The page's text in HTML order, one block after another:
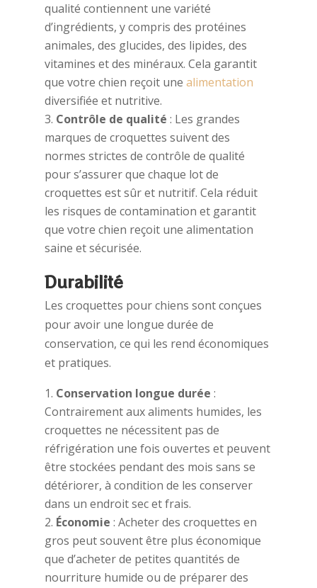
qualité contiennent une variété
d’ingrédients, y compris des protéines
animales, des glucides, des lipides, des
vitamines et des minéraux. Cela garantit
que votre chien reçoit une alimentation
diversifiée et nutritive.
Contrôle de qualité : Les grandes
marques de croquettes suivent des
normes strictes de contrôle de qualité
pour s’assurer que chaque lot de
croquettes est sûr et nutritif. Cela réduit
les risques de contamination et garantit
que votre chien reçoit une alimentation
saine et sécurisée.
Durabilité
Les croquettes pour chiens sont conçues
pour avoir une longue durée de
conservation, ce qui les rend économiques
et pratiques.
Conservation longue durée :
Contrairement aux aliments humides, les
croquettes ne nécessitent pas de
réfrigération une fois ouvertes et peuvent
être stockées pendant des mois sans se
détériorer, à condition de les conserver
dans un endroit sec et frais.
Économie : Acheter des croquettes en
gros peut souvent être plus économique
que d’acheter de petites quantités de
nourriture humide ou de préparer des